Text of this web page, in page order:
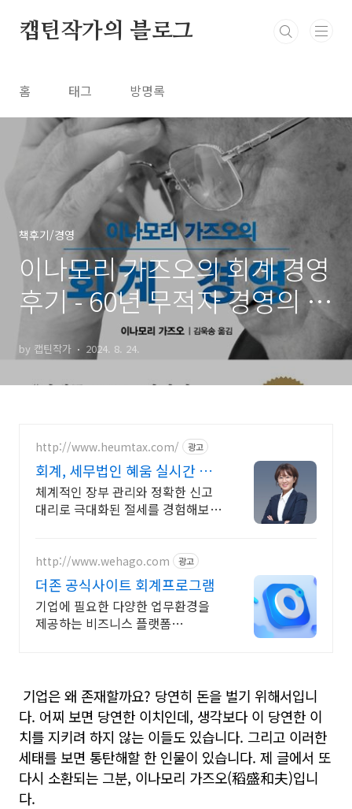
캡틴작가의 블로그
홈 태그 방명록
책후기/경영
이나모리 가즈오의 회계 경영
후기 - 60년 무적자 경영의 비
결은 단순한 회계 원칙
by 캡틴작가 2024. 8. 24.
http://www.heumtax.com/ 광고
회계, 세무법인 혜움 실시간 카
톡 상담 지원
체계적인 장부 관리와 정확한 신고
대리로 극대화된 절세를 경험해보세
http://www.wehago.com 광고
더존 공식사이트 회계프로그램
기업에 필요한 다양한 업무환경을
제공하는 비즈니스 플랫폼
기업은 왜 존재할까요? 당연히 돈을 벌기 위해서입니
다. 어찌 보면 당연한 이치인데, 생각보다 이 당연한 이
치를 지키려 하지 않는 이들도 있습니다. 그리고 이러한
세태를 보면 통탄해할 한 인물이 있습니다. 제 글에서 또
다시 소환되는 그분, 이나모리 가즈오(稻盛和夫)입니
다.